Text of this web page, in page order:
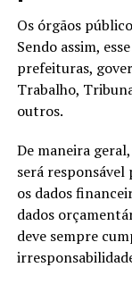
Os órgãos
Sendo assim,
prefeituras,
Trabalho,
outros.
De maneira
será
os dados
dados
deve sempre